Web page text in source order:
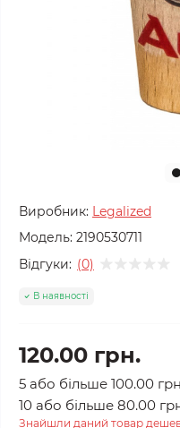
Виробник: Legalized
Модель: 2190530711
Відгуки: (0)
В наявності
120.00 грн.
5 або більше 100.00
10 або більше 80.00
Знайшли даний товар